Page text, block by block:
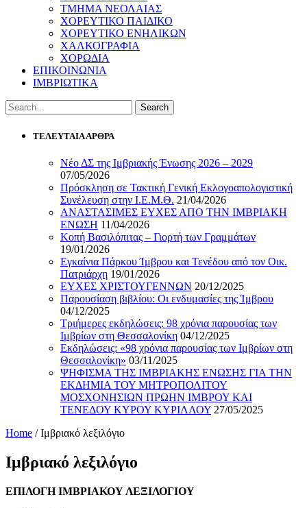
ΤΜΗΜΑ ΝΕΟΛΑΙΑΣ
ΧΟΡΕΥΤΙΚΟ ΠΑΙΔΙΚΟ
ΧΟΡΕΥΤΙΚΟ ΕΝΗΛΙΚΩΝ
ΧΑΛΚΟΓΡΑΦΙΑ
ΧΟΡΩΔΙΑ
ΕΠΙΚΟΙΝΩΝΙΑ
ΙΜΒΡΙΩΤΙΚΑ
ΤΕΛΕΥΤΑΙΑ ΑΡΘΡΑ
Νέο ΔΣ της Ιμβριακής Ένωσης 2026 – 2029
07/05/2026
Πρόσκληση σε Τακτική Γενική Εκλογοαπολογιστική
Συνέλευση στην Ι.Ε.Μ.Θ. 21/04/2026
ΑΝΑΣΤΑΣΙΜΕΣ ΕΥΧΕΣ ΑΠΟ ΤΗΝ ΙΜΒΡΙΑΚΗ
ΕΝΩΣΗ 11/04/2026
Κοπή Βασιλόπιτας – Γιορτή των Γραμμάτων
19/01/2026
Εγκαίνια Πάρκου Ίμβρου και Τενέδου από τον Οικ.
Πατριάρχη 19/01/2026
ΕΥΧΕΣ ΧΡΙΣΤΟΥΓΕΝΝΩΝ 20/12/2025
Παρουσίαση βιβλίου: Οι ενδυμασίες της Ίμβρου
04/12/2025
Τριήμερες εκδηλώσεις: 98 χρόνια παρουσίας των
Ιμβρίων στη Θεσσαλονίκη 04/12/2025
Εκδηλώσεις: «98 χρόνια παρουσίας των Ιμβρίων στη
Θεσσαλονίκη» 03/11/2025
ΨΗΦΙΣΜΑ ΤΗΣ ΙΜΒΡΙΑΚΗΣ ΕΝΩΣΗΣ ΓΙΑ ΤΗΝ
ΕΚΔΗΜΙΑ ΤΟΥ ΜΗΤΡΟΠΟΛΙΤΟΥ
ΜΟΣΧΟΝΗΣΙΩΝ ΠΡΩΗΝ ΙΜΒΡΟΥ ΚΑΙ
ΤΕΝΕΔΟΥ ΚΥΡΟΥ ΚΥΡΙΛΛΟΥ 27/05/2025
Home /Ιμβριακό λεξιλόγιο
Ιμβριακό λεξιλόγιο
ΕΠΙΛΟΓΗ ΙΜΒΡΙΑΚΟΥ ΛΕΞΙΛΟΓΙΟΥ